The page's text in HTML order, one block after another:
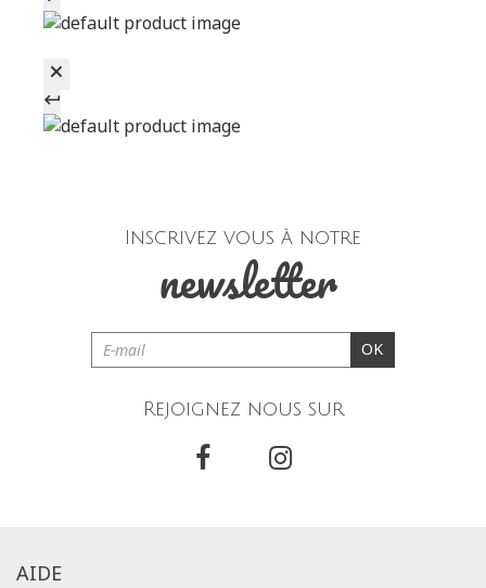
Inscrivez vous à notre
newsletter
OK
Rejoignez nous sur
AIDE